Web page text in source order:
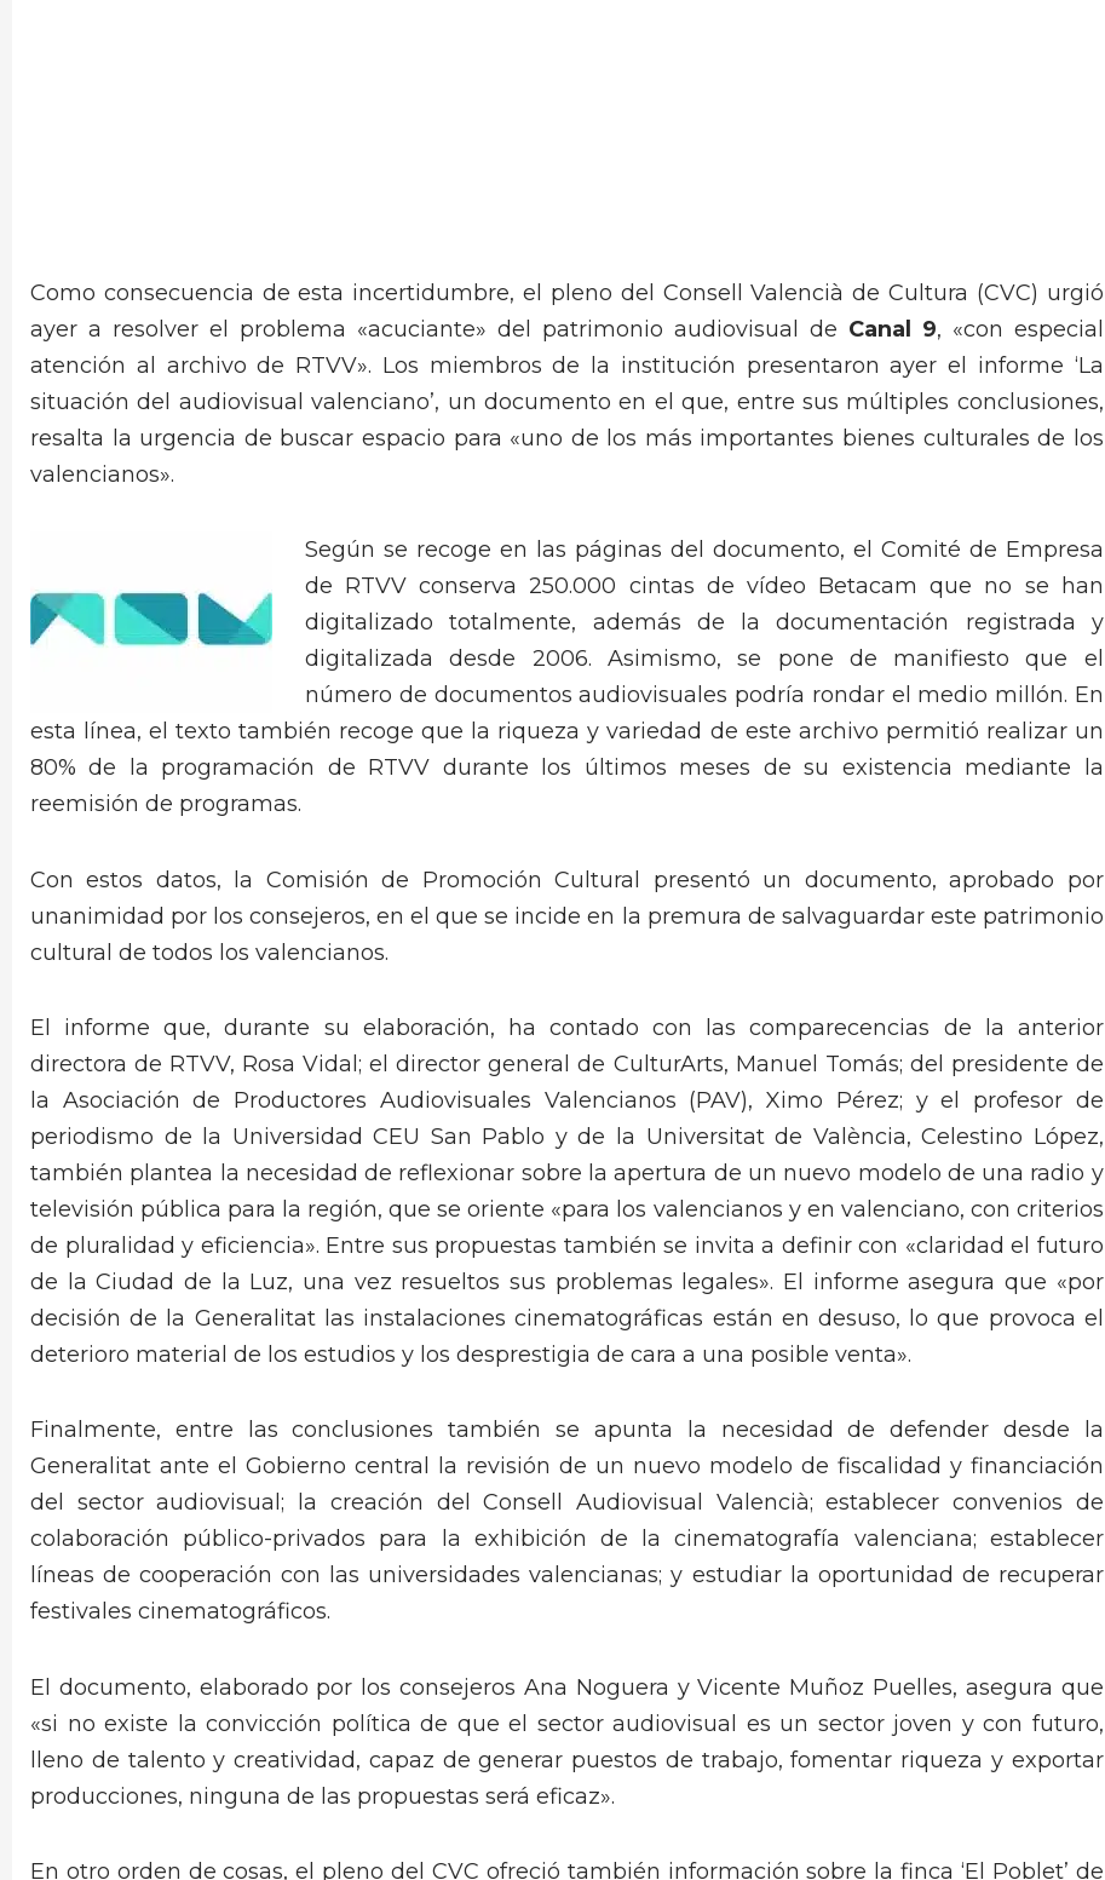
Como consecuencia de esta incertidumbre, el pleno del Consell Valencià de Cultura (CVC) urgió
ayer a resolver el problema «acuciante» del patrimonio audiovisual de Canal 9, «con especial
atención al archivo de RTVV». Los miembros de la institución presentaron ayer el informe ‘La
situación del audiovisual valenciano’, un documento en el que, entre sus múltiples conclusiones,
resalta la urgencia de buscar espacio para «uno de los más importantes bienes culturales de los
valencianos».
Según se recoge en las páginas del documento, el Comité de Empresa
de RTVV conserva 250.000 cintas de vídeo Betacam que no se han
digitalizado totalmente, además de la documentación registrada y
digitalizada desde 2006. Asimismo, se pone de manifiesto que el
número de documentos audiovisuales podría rondar el medio millón. En
esta línea, el texto también recoge que la riqueza y variedad de este archivo permitió realizar un
80% de la programación de RTVV durante los últimos meses de su existencia mediante la
reemisión de programas.
Con estos datos, la Comisión de Promoción Cultural presentó un documento, aprobado por
unanimidad por los consejeros, en el que se incide en la premura de salvaguardar este patrimonio
cultural de todos los valencianos.
El informe que, durante su elaboración, ha contado con las comparecencias de la anterior
directora de RTVV, Rosa Vidal; el director general de CulturArts, Manuel Tomás; del presidente de
la Asociación de Productores Audiovisuales Valencianos (PAV), Ximo Pérez; y el profesor de
periodismo de la Universidad CEU San Pablo y de la Universitat de València, Celestino López,
también plantea la necesidad de reflexionar sobre la apertura de un nuevo modelo de una radio y
televisión pública para la región, que se oriente «para los valencianos y en valenciano, con criterios
de pluralidad y eficiencia». Entre sus propuestas también se invita a definir con «claridad el futuro
de la Ciudad de la Luz, una vez resueltos sus problemas legales». El informe asegura que «por
decisión de la Generalitat las instalaciones cinematográficas están en desuso, lo que provoca el
deterioro material de los estudios y los desprestigia de cara a una posible venta».
Finalmente, entre las conclusiones también se apunta la necesidad de defender desde la
Generalitat ante el Gobierno central la revisión de un nuevo modelo de fiscalidad y financiación
del sector audiovisual; la creación del Consell Audiovisual Valencià; establecer convenios de
colaboración público-privados para la exhibición de la cinematografía valenciana; establecer
líneas de cooperación con las universidades valencianas; y estudiar la oportunidad de recuperar
festivales cinematográficos.
El documento, elaborado por los consejeros Ana Noguera y Vicente Muñoz Puelles, asegura que
«si no existe la convicción política de que el sector audiovisual es un sector joven y con futuro,
lleno de talento y creatividad, capaz de generar puestos de trabajo, fomentar riqueza y exportar
producciones, ninguna de las propuestas será eficaz».
En otro orden de cosas, el pleno del CVC ofreció también información sobre la finca ‘El Poblet’ de